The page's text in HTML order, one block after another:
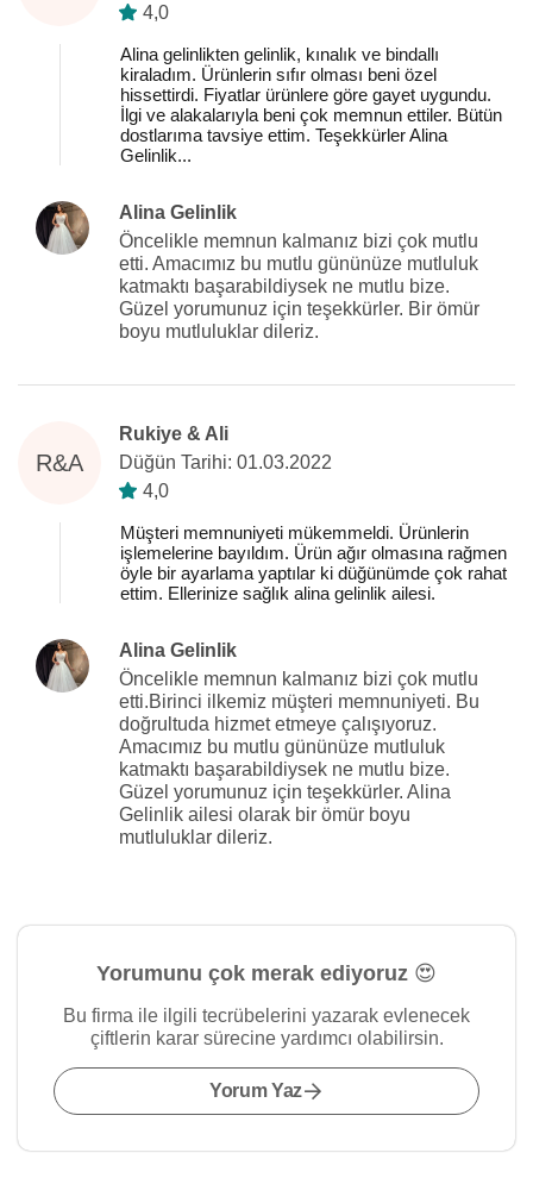
4,0
Alina gelinlikten gelinlik, kınalık ve bindallı
kiraladım. Ürünlerin sıfır olması beni özel
hissettirdi. Fiyatlar ürünlere göre gayet uygundu.
İlgi ve alakalarıyla beni çok memnun ettiler. Bütün
dostlarıma tavsiye ettim. Teşekkürler Alina
Gelinlik...
Alina Gelinlik
Öncelikle memnun kalmanız bizi çok mutlu
etti. Amacımız bu mutlu gününüze mutluluk
katmaktı başarabildiysek ne mutlu bize.
Güzel yorumunuz için teşekkürler. Bir ömür
boyu mutluluklar dileriz.
R&A
Rukiye & Ali
Düğün Tarihi: 01.03.2022
4,0
Müşteri memnuniyeti mükemmeldi. Ürünlerin
işlemelerine bayıldım. Ürün ağır olmasına rağmen
öyle bir ayarlama yaptılar ki düğünümde çok rahat
ettim. Ellerinize sağlık alina gelinlik ailesi.
Alina Gelinlik
Öncelikle memnun kalmanız bizi çok mutlu
etti.Birinci ilkemiz müşteri memnuniyeti. Bu
doğrultuda hizmet etmeye çalışıyoruz.
Amacımız bu mutlu gününüze mutluluk
katmaktı başarabildiysek ne mutlu bize.
Güzel yorumunuz için teşekkürler. Alina
Gelinlik ailesi olarak bir ömür boyu
mutluluklar dileriz.
Yorumunu çok merak ediyoruz 😍
Bu firma ile ilgili tecrübelerini yazarak evlenecek
çiftlerin karar sürecine yardımcı olabilirsin.
Yorum Yaz